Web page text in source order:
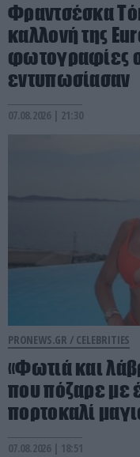
Φραντσέσκα
καλλονή της
φωτογραφίες
εντυπωσίασαν
07.08.2026 | 21:30
PRONEWS.GR / CELEBRITIES
«Φωτιά και
που πόζαρε με
πορτοκαλί
07.08.2026 | 18:51